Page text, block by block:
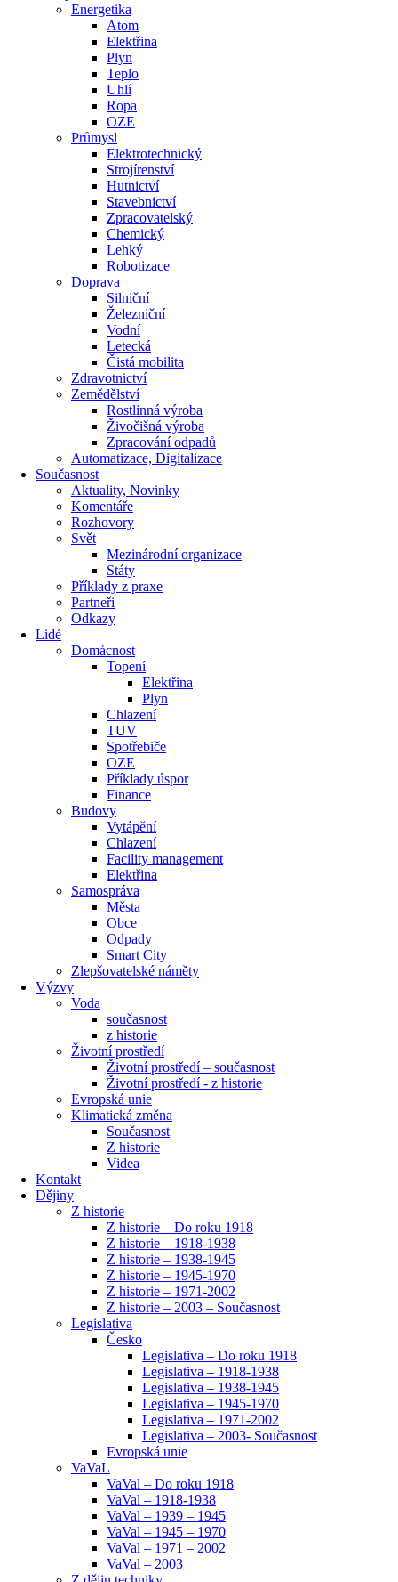
Energetika
Atom
Elektřina
Plyn
Teplo
Uhlí
Ropa
OZE
Průmysl
Elektrotechnický
Strojírenství
Hutnictví
Stavebnictví
Zpracovatelský
Chemický
Lehký
Robotizace
Doprava
Silniční
Železniční
Vodní
Letecká
Čistá mobilita
Zdravotnictví
Zemědělství
Rostlinná výroba
Živočišná výroba
Zpracování odpadů
Automatizace, Digitalizace
Současnost
Aktuality, Novinky
Komentáře
Rozhovory
Svět
Mezinárodní organizace
Státy
Příklady z praxe
Partneři
Odkazy
Lidé
Domácnost
Topení
Elektřina
Plyn
Chlazení
TUV
Spotřebiče
OZE
Příklady úspor
Finance
Budovy
Vytápění
Chlazení
Facility management
Elektřina
Samospráva
Města
Obce
Odpady
Smart City
Zlepšovatelské náměty
Výzvy
Voda
současnost
z historie
Životní prostředí
Životní prostředí – současnost
Životní prostředí ​- z historie
Evropská unie
Klimatická změna
Současnost
Z historie
Videa
Kontakt
Dějiny
Z historie
Z historie – Do roku 1918
Z historie – 1918-1938
Z historie – 1938-1945
Z historie – 1945-1970
Z historie – 1971-2002
Z historie – 2003 – Současnost
Legislativa
Česko
Legislativa – Do roku 1918
Legislativa – 1918-1938
Legislativa – 1938-1945
Legislativa – 1945-1970
Legislativa – 1971-2002
Legislativa – 2003- Současnost
Evropská unie
VaVaL
VaVal – Do roku 1918
VaVal – 1918-1938
VaVal – 1939 – 1945
VaVal – 1945 – 1970
VaVal – 1971 – 2002
VaVal – 2003